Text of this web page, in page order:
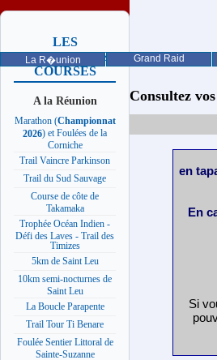
La R�union Grand Raid
LES
PROCHAINES
COURSES
A la Réunion
Marathon (Championnat
2026) et Foulées de la
Corniche
Trail Vaincre Parkinson
Trail du Sud Sauvage
Course de côte de
Takamaka
Trophée Océan Indien -
Défi des Laves - Trail des
Timizes
5km de Saint Leu
10km semi-nocturnes de
Saint Leu
La Boucle Parapente
Trail Tour Ti Benare
Foulée Sentier Littoral de
Sainte-Suzanne
Consultez
en
En
Si